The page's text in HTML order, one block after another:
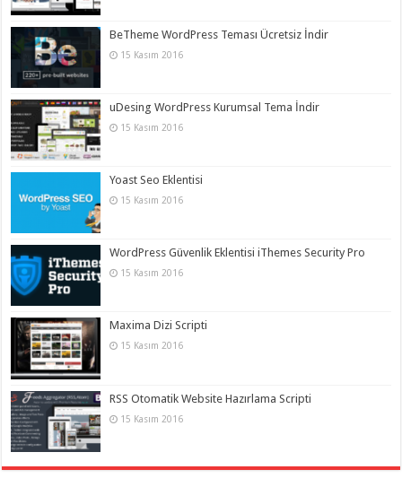
BeTheme WordPress Teması Ücretsiz İndir
15 Kasım 2016
uDesing WordPress Kurumsal Tema İndir
15 Kasım 2016
Yoast Seo Eklentisi
15 Kasım 2016
WordPress Güvenlik Eklentisi iThemes Security Pro
15 Kasım 2016
Maxima Dizi Scripti
15 Kasım 2016
RSS Otomatik Website Hazırlama Scripti
15 Kasım 2016